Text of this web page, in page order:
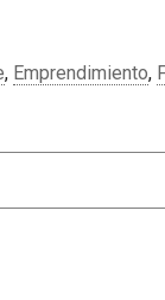
, Emprendimiento,